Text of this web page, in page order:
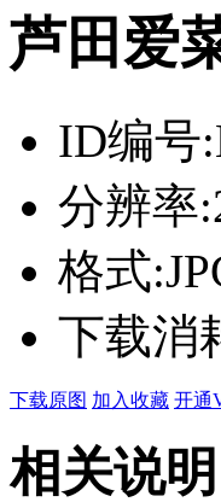
芦田爱
ID编号:
分辨率:
格式:
下载消
下载原图 加入收藏 开通
相关说明